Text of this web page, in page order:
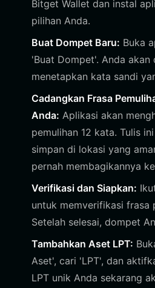
Bitget Wallet dan instal
pilihan Anda.
Buat Dompet Baru: Buka
'Buat Dompet'. Anda akan
menetapkan kata sandi
Cadangkan Frasa
Anda: Aplikasi akan
pemulihan 12 kata. Tulis
simpan di lokasi yang
pernah membagikannya
Verifikasi dan Siapkan:
untuk memverifikasi frasa
Setelah selesai, dompet
Tambahkan Aset LPT:
Aset', cari 'LPT', dan
LPT unik Anda sekarang